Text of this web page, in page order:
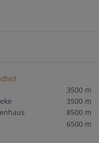
3500 m
3500 m
8500 m
6500 m